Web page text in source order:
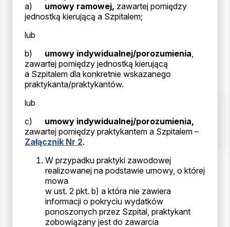
a) umowy ramowej, zawartej pomiędzy
jednostką kierującą a Szpitalem;
lub
b) umowy indywidualnej/porozumienia,
zawartej pomiędzy jednostką kierującą
a Szpitalem dla konkretnie wskazanego
praktykanta/praktykantów.
lub
c) umowy indywidualnej/porozumienia,
zawartej pomiędzy praktykantem a Szpitalem –
Załącznik Nr 2.
W przypadku praktyki zawodowej
realizowanej na podstawie umowy, o której
mowa
w ust. 2 pkt. b) a która nie zawiera
informacji o pokryciu wydatków
ponoszonych przez Szpital, praktykant
zobowiązany jest do zawarcia